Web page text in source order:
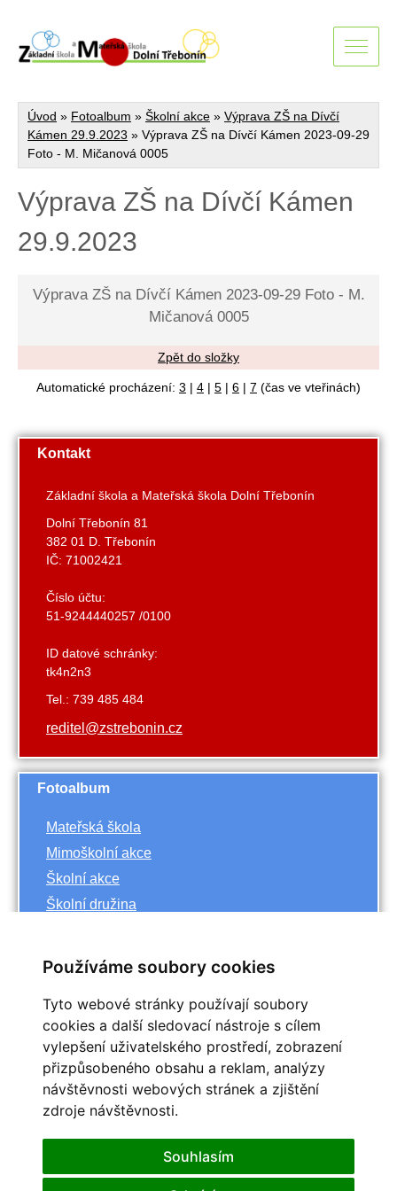
Používáme soubory cookies
Tyto webové stránky používají soubory
cookies a další sledovací nástroje s cílem
vylepšení uživatelského prostředí, zobrazení
přizpůsobeného obsahu a reklam, analýzy
návštěvnosti webových stránek a zjištění
zdroje návštěvnosti.
Souhlasím
Úvod » Fotoalbum » Školní akce » Výprava ZŠ na Dívčí
Kámen 29.9.2023 » Výprava ZŠ na Dívčí Kámen 2023-09-29
Foto - M. Mičanová 0005
Výprava ZŠ na Dívčí Kámen
29.9.2023
Výprava ZŠ na Dívčí Kámen 2023-09-29 Foto - M.
Mičanová 0005
Zpět do složky
Automatické procházení: 3 | 4 | 5 | 6 | 7 (čas ve vteřinách)
Kontakt
Základní škola a Mateřská škola Dolní Třebonín
Dolní Třebonín 81
382 01 D. Třebonín
IČ: 71002421
Číslo účtu:
51-9244440257 /0100
ID datové schránky:
tk4n2n3
Tel.: 739 485 484
reditel@zstrebonin.cz
Fotoalbum
Mateřská škola
Mimoškolní akce
Školní akce
Školní družina
<< říjen
<< 2023
>>
Po
Út St Čt Pá So
2
3 4
9
10 11 12 13 14
15
19